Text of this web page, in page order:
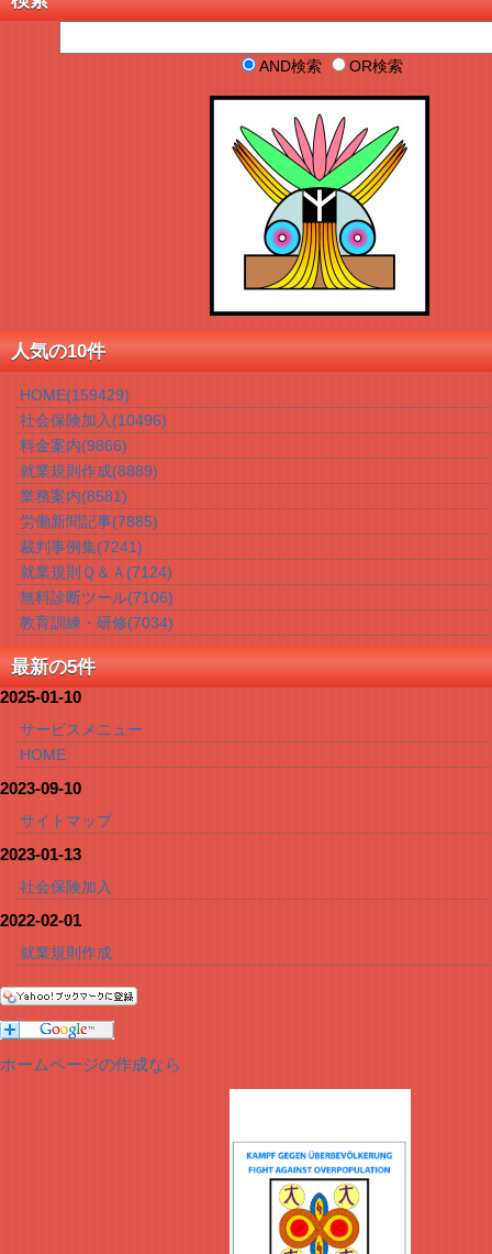
AND検索 OR検索
人気の10件
HOME(159429)
社会保険加入 (10496)
料金案内(9866)
就業規則作成(8889)
業務案内(8581)
労働新聞記事(7885)
裁判事例集(7241)
就業規則Ｑ＆Ａ (7124)
無料診断ツール(7106)
教育訓練・研修(7034)
最新の5件
2025-01-10
サービスメニュー
HOME
2023-09-10
サイトマップ
2023-01-13
社会保険加入
2022-02-01
就業規則作成
ホームページの作成なら